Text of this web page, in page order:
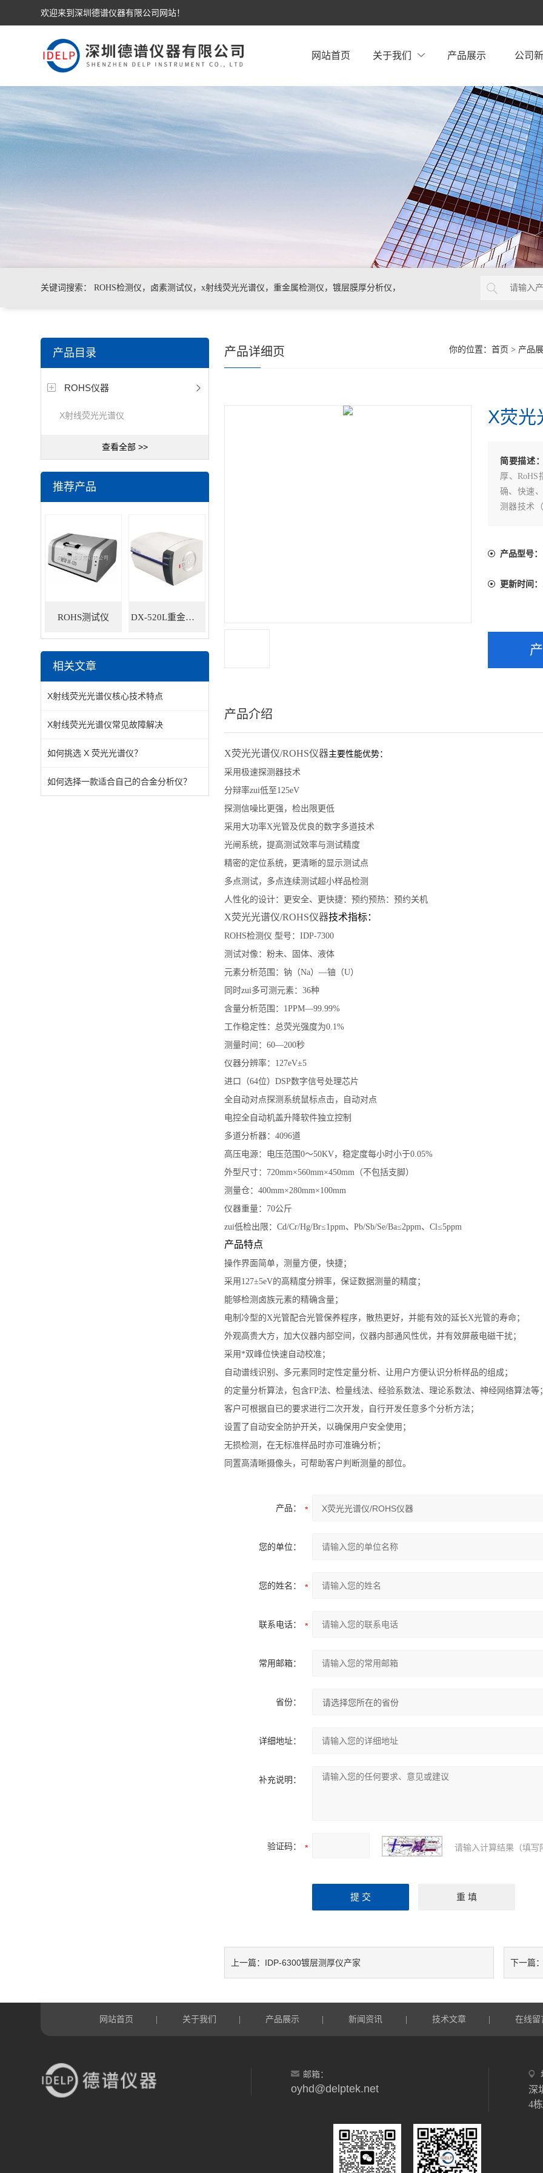
欢迎来到深圳德谱仪器有限公司网站！
网站首页 关于我们 产品展示 公司
关键词搜索： ROHS检测仪，卤素测试仪，x射线荧光光谱仪，重金属检测仪，镀层膜厚分析仪，
测仪，色谱仪，光谱仪
产品目录
ROHS仪器
X射线荧光光谱仪
查看全部 >>
推荐产品
ROHS测试仪 DX-520L重金属ROHS检测仪
相关文章
X射线荧光光谱仪核心技术特点
X射线荧光光谱仪常见故障解决
如何挑选 X 荧光光谱仪？
如何选择一款适合自己的合金分析仪？
你的位置： 首页 > 产品
产品详细页
X荧光
简要描述
厚、
确、快速
测器技术
产品型号：
更新时间：
产品介绍
X荧光光谱仪/ROHS仪器主要性能优势：
采用极速探测器技术
分辩率zui低至125eV
探测信噪比更强，检出限更低
采用大功率X光管及优良的数字多道技术
光闸系统，提高测试效率与测试精度
精密的定位系统，更清晰的显示测试点
多点测试，多点连续测试超小样品检测
人性化的设计：更安全、更快捷：预约预热：预约关机
X荧光光谱仪/ROHS仪器技术指标：
ROHS检测仪 型号：IDP-7300
测试对像：粉未、固体、液体
元素分析范围：钠（Na）—铀（U）
同时zui多可测元素：36种
含量分析范围：1PPM—99.99%
工作稳定性：总荧光强度为0.1%
测量时间：60—200秒
仪器分辨率：127eV±5
进口（64位）DSP数字信号处理芯片
全自动对点探测系统鼠标点击，自动对点
电控全自动机盖升降软件独立控制
多道分析器：4096道
高压电源：电压范围0～50KV，稳定度每小时小于0.05%
外型尺寸：720mm×560mm×450mm（不包括支脚）
测量仓：400mm×280mm×100mm
仪器重量：70公斤
zui低检出限：Cd/Cr/Hg/Br≤1ppm、Pb/Sb/Se/Ba≤2ppm、Cl≤5ppm
产品特点
操作界面简单，测量方便，快捷；
采用127±5eV的高精度分辨率，保证数据测量的精度；
能够检测卤族元素的精确含量；
电制冷型的X光管配合光管保养程序，散热更好，并能有效的延长X光管的寿命；
外观高贵大方，加大仪器内部空间，仪器内部通风性优，并有效屏蔽电磁干扰；
采用*双峰位快速自动校准；
自动谱线识别、多元素同时定性定量分析、让用户方便认识分析样品的组成；
的定量分析算法，包含FP法、检量线法、经验系数法、理论系数法、神经网络算法等
客户可根据自已的要求进行二次开发，自行开发任意多个分析方法；
设置了自动安全防护开关，以确保用户安全使用；
无损检测，在无标准样品时亦可准确分析；
同置高清晰摄像头，可帮助客户判断测量的部位。
产品：
您的单位：
您的姓名：
联系电话：
常用邮箱：
省份：
详细地址：
补充说明：
验证码： 请输入计算结果（填写
上一篇： IDP-6300镀层测厚仪产家 下一篇
网站首页 关于我们 产品展示 新闻资讯 技术文章 在线留
邮箱：
oyhd@delptek.net
深
4